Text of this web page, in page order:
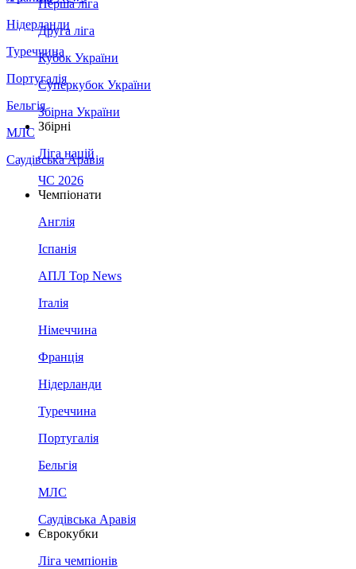
Нідерланди
Туреччина
Португалія
Бельгія
МЛС
Саудівська Аравія
Перша ліга
Друга ліга
Кубок України
Суперкубок України
Збірна України
Збірні
Ліга націй
ЧС 2026
Чемпіонати
Англія
Іспанія
АПЛ Top News
Італія
Німеччина
Франція
Нідерланди
Туреччина
Португалія
Бельгія
МЛС
Саудівська Аравія
Єврокубки
Ліга чемпіонів